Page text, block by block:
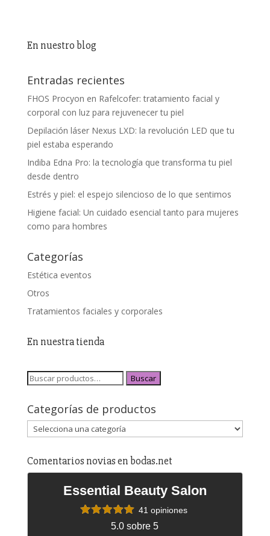
En nuestro blog
Entradas recientes
FHOS Procyon en Rafelcofer: tratamiento facial y
corporal con luz para rejuvenecer tu piel
Depilación láser Nexus LXD: la revolución LED que tu
piel estaba esperando
Indiba Edna Pro: la tecnología que transforma tu piel
desde dentro
Estrés y piel: el espejo silencioso de lo que sentimos
Higiene facial: Un cuidado esencial tanto para mujeres
como para hombres
Categorías
Estética eventos
Otros
Tratamientos faciales y corporales
En nuestra tienda
Buscar
Categorías de productos
Comentarios novias en bodas.net
Essential Beauty Salon
41 opiniones
5.0 sobre 5